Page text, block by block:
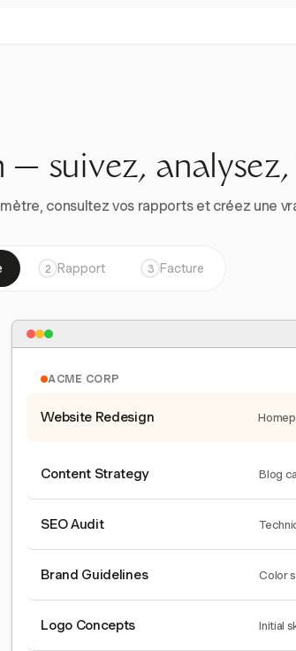
— suivez,
consultez vos rapports et créez une
2 Rapport 3 Facture
ACME CORP
Website Redesign
Content Strategy Blog
SEO Audit
Brand Guidelines Color
Logo Concepts Initial